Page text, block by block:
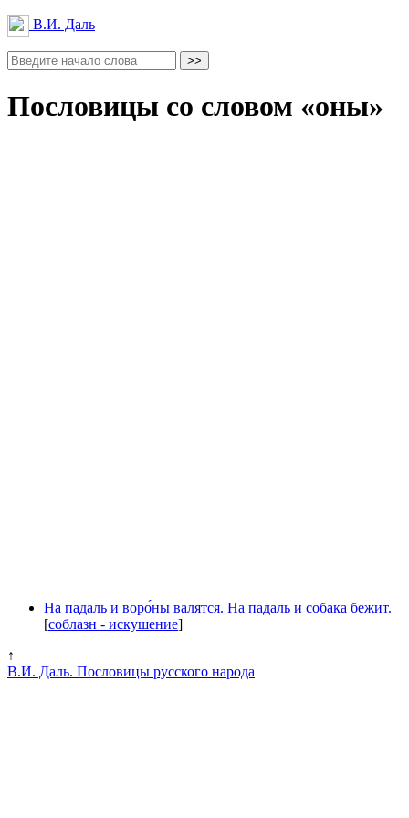
В.И. Даль
Пословицы со словом «оны»
На падаль и воро́ны валятся. На падаль и собака бежит.
[соблазн - искушение]
↑
В.И. Даль. Пословицы русского народа